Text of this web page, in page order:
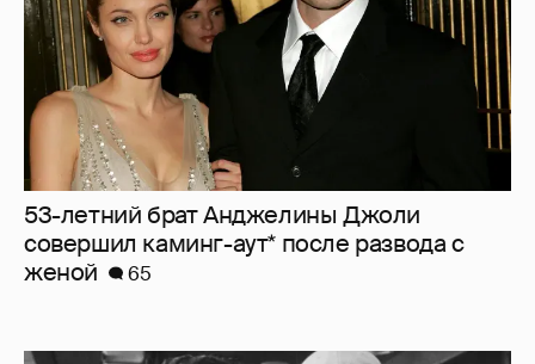
53-летний брат Анджелины Джоли
совершил каминг-аут* после развода с
женой
65